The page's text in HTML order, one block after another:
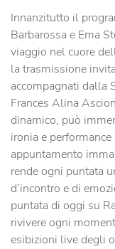
Innanzitutto il
Barbarossa e Ema
viaggio nel cuore
la trasmissione
accompagnati dalla
Frances Alina
dinamico, può
ironia e
appuntamento
rende ogni puntata
d’incontro e di
puntata di oggi su
rivivere ogni
esibizioni live degli